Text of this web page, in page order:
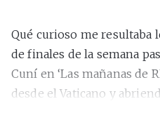
Qué curioso me resultaba
de finales de la semana
Cuní en ‘Las mañanas de
desde el Vaticano y